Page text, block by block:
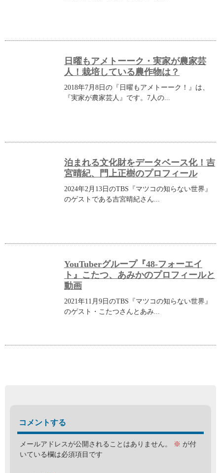
日曜もアメトーーク・実家が農家芸
人！栽培している農作物は？
2018年7月8日の『日曜もアメトーーク！』は、
『実家が農家芸人』です。7人の...
泊まれる文化財をデータベース化！吉
宮晴紀、門上正樹のプロフィール
2024年2月13日のTBS『マツコの知らない世界』
のゲストである吉宮晴紀さん...
YouTuberグループ『48-フォーエイ
ト』こたつ、あみかのプロフィールと
動画
2021年11月9日のTBS『マツコの知らない世界』
のゲスト・こたつさんとあみ...
コメントする
メールアドレスが公開されることはありません。 ※ が付
いている欄は必須項目です